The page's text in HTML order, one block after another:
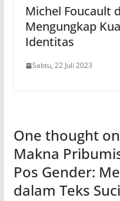
Michel Foucault
Mengungkap
Identitas
Sabtu, 22 Juli 2023
One thought on
Makna
Pos Gender:
dalam Teks Suci